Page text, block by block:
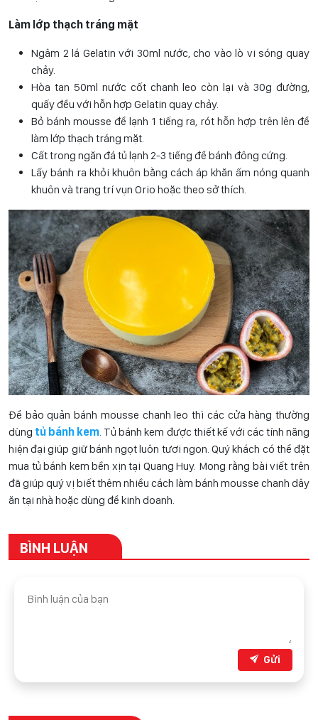
Làm lớp thạch tráng mặt
Ngâm 2 lá Gelatin với 30ml nước, cho vào lò vi sóng quay
chảy.
Hòa tan 50ml nước cốt chanh leo còn lại và 30g đường,
quấy đều với hỗn hợp Gelatin quay chảy.
Bỏ bánh mousse để lạnh 1 tiếng ra, rót hỗn hợp trên lên để
làm lớp thạch tráng mặt.
Cất trong ngăn đá tủ lạnh 2-3 tiếng để bánh đông cứng.
Lấy bánh ra khỏi khuôn bằng cách áp khăn ấm nóng quanh
khuôn và trang trí vụn Orio hoặc theo sở thích.
Để bảo quản bánh mousse chanh leo thì các cửa hàng thường
dùng tủ bánh kem. Tủ bánh kem được thiết kế với các tính năng
hiện đại giúp giữ bánh ngọt luôn tươi ngon. Quý khách có thể đặt
mua tủ bánh kem bền xịn tại Quang Huy. Mong rằng bài viết trên
đã giúp quý vị biết thêm nhiều cách làm bánh mousse chanh dây
ăn tại nhà hoặc dùng để kinh doanh.
BÌNH LUẬN
Gửi